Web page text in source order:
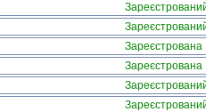
Зареєстрована
Зареєстрована